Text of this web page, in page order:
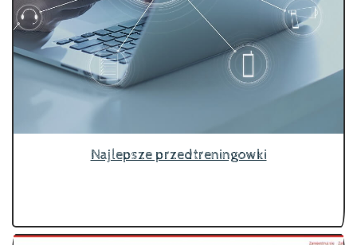
Najlepsze przedtreningowki